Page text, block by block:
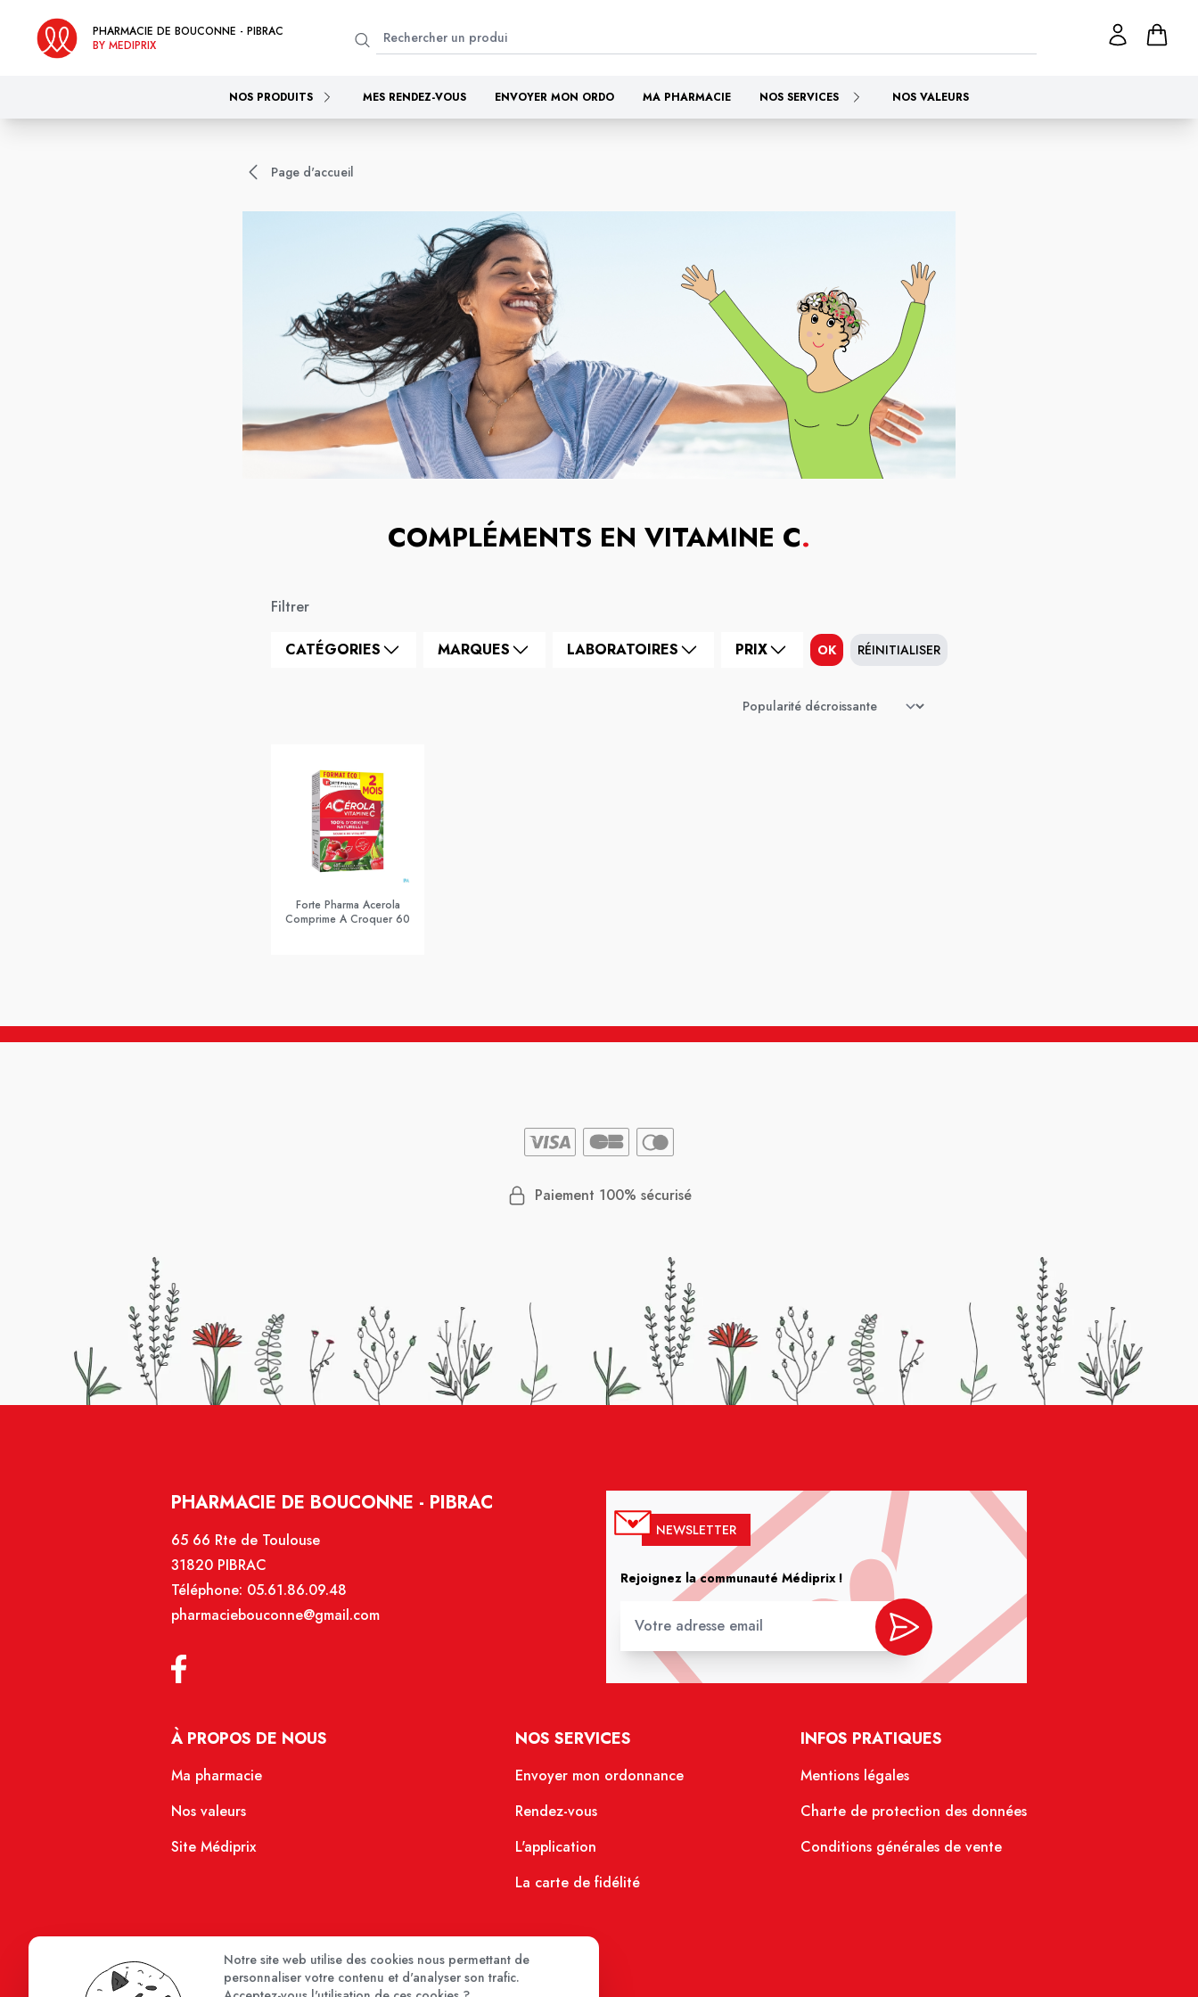
PHARMACIE DE BOUCONNE - PIBRAC
BY MEDIPRIX
NOS PRODUITS MES RENDEZ-VOUS ENVOYER MON ORDO MA PHARMACIE NOS SERVICES NOS VALEURS
Page d'accueil
COMPLÉMENTS EN VITAMINE C.
Filtrer
CATÉGORIES MARQUES LABORATOIRES PRIX OK RÉINITIALISER
Forte Pharma Acerola
Comprime A Croquer 60
Paiement 100% sécurisé
PHARMACIE DE BOUCONNE - PIBRAC
65 66 Rte de Toulouse
31820 PIBRAC
Téléphone: 05.61.86.09.48
pharmaciebouconne@gmail.com
NEWSLETTER
Rejoignez la communauté Médiprix !
À PROPOS DE NOUS
Ma pharmacie
Nos valeurs
Site Médiprix
NOS SERVICES
Envoyer mon ordonnance
Rendez-vous
L'application
La carte de fidélité
INFOS PRATIQUES
Mentions légales
Charte de protection des données
Conditions générales de vente
Notre site web utilise des cookies nous permettant de
personnaliser votre contenu et d'analyser son trafic.